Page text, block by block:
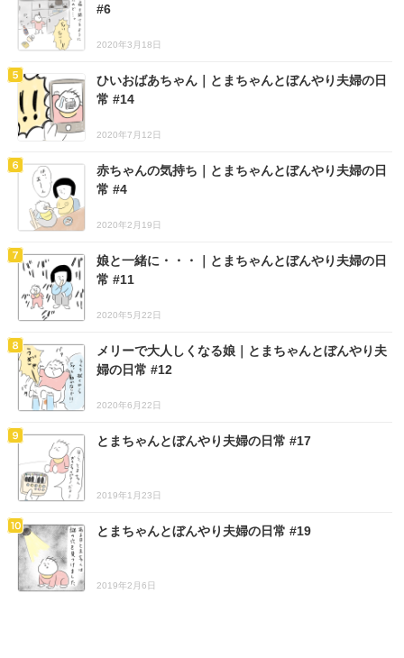
#6
2020年3月18日
ひいおばあちゃん｜とまちゃんとぼんやり夫婦の日
常 #14
2020年7月12日
赤ちゃんの気持ち｜とまちゃんとぼんやり夫婦の日
常 #4
2020年2月19日
娘と一緒に・・・｜とまちゃんとぼんやり夫婦の日
常 #11
2020年5月22日
メリーで大人しくなる娘｜とまちゃんとぼんやり夫
婦の日常 #12
2020年6月22日
とまちゃんとぼんやり夫婦の日常 #17
2019年1月23日
とまちゃんとぼんやり夫婦の日常 #19
2019年2月6日